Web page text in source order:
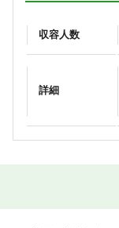
収容人数
詳細